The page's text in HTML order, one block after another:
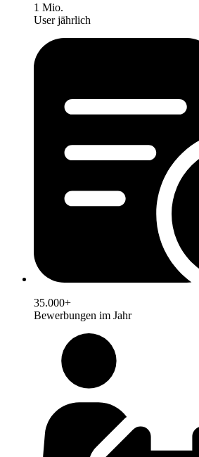
1 Mio.
User jährlich
35.000+
Bewerbungen im Jahr